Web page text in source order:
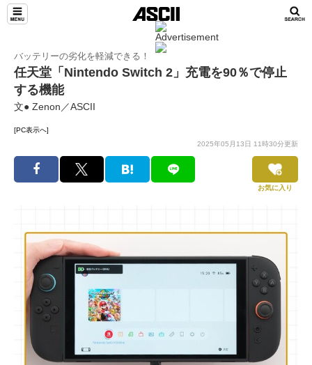
バッテリーの劣化を軽減できる！
任天堂「Nintendo Switch 2」充電を90％で停止
する機能
文● Zenon／ASCII
[PC表示へ]
2025年05月13日 11時30分更新
お気に入り